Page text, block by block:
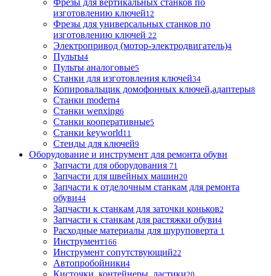
Фрезы для вертикальных станков по
изготовлению ключей12
Фрезы для универсальных станков по
изготовлению ключей 22
Электропривод (мотор-электродвигатель)4
Пульты4
Пульты аналоговые5
Станки для изготовления ключей34
Копировальщик домофонных ключей,адаптеры8
Станки modern4
Станки wenxing6
Станки кооперативные5
Станки keyworld11
Стенды для ключей9
Оборудование и инструмент для ремонта обуви
Запчасти для оборудования 71
Запчасти для швейных машин20
Запчасти к отделочным станкам для ремонта
обуви44
Запчасти к станкам для заточки коньков2
Запчасти к станкам для растяжки обуви4
Расходные материалы для шуруповерта 1
Инструмент166
Инструмент сопутствующий22
Автопробойники4
Кисточки, контейнеры, ластики